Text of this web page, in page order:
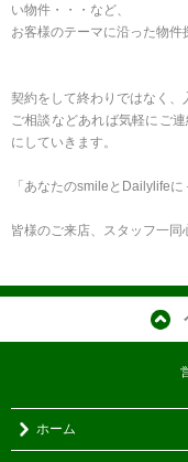
い物件・・・など、
お客様のテーマに沿った物件
契約をして終わりではなく、
ご相談などあれば気軽にご
にしていきます。
「あなたのsmileとDailylifeに
皆様のご来店、スタッフ一同
ホーム